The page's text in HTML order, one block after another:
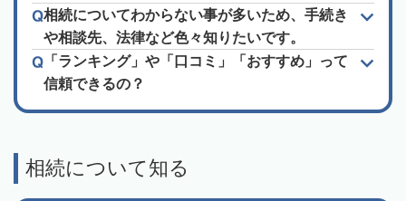
相続についてわからない事が多いため、手続き
や相談先、法律など色々知りたいです。
「ランキング」や「口コミ」「おすすめ」って
信頼できるの？
相続について知る